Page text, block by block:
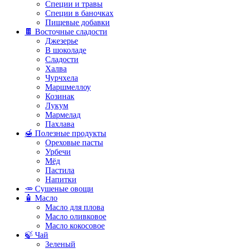
Специи и травы
Специи в баночках
Пищевые добавки
🍫 Восточные сладости
Джезерье
В шоколаде
Сладости
Халва
Чурчхела
Маршмеллоу
Козинак
Лукум
Мармелад
Пахлава
🍯 Полезные продукты
Ореховые пасты
Урбечи
Мёд
Пастила
Напитки
🥕 Сушеные овощи
🧴 Масло
Масло для плова
Масло оливковое
Масло кокосовое
🍃 Чай
Зеленый